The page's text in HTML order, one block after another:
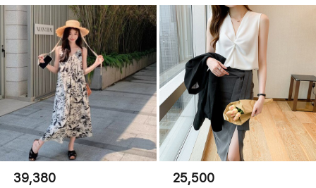
39,380 25,500